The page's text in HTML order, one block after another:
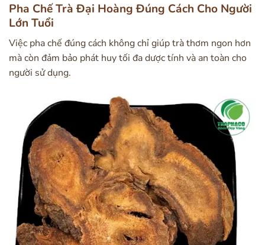
Pha Chế Trà Đại Hoàng Đúng Cách Cho Người
Lớn Tuổi
Việc pha chế đúng cách không chỉ giúp trà thơm ngon hơn
mà còn đảm bảo phát huy tối đa dược tính và an toàn cho
người sử dụng.